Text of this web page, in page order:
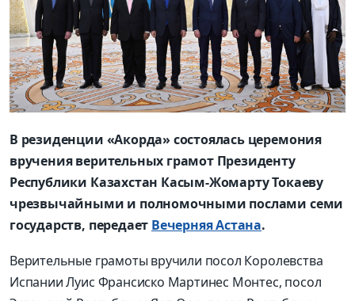
В резиденции «Акорда» состоялась церемония
вручения верительных грамот Президенту
Республики Казахстан Касым-Жомарту Токаеву
чрезвычайными и полномочными послами семи
государств, передает Вечерняя Астана.
Верительные грамоты вручили посол Королевства
Испании Луис Франсиско Мартинес Монтес, посол